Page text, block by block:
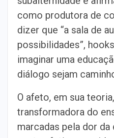
como produtora de
dizer que “a sala de
possibilidades”,
imaginar uma
diálogo sejam
O afeto, em sua
transformadora do
marcadas pela dor